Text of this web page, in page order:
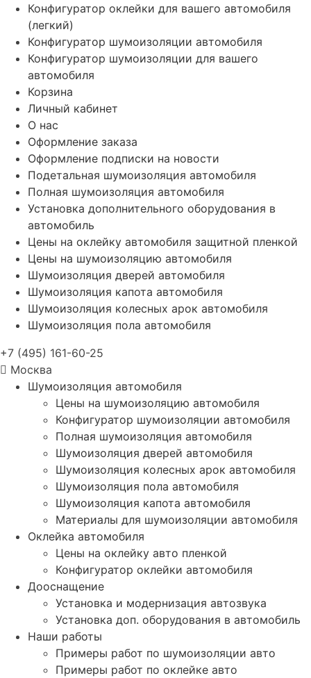
Конфигуратор оклейки для вашего автомобиля
(легкий)
Конфигуратор шумоизоляции автомобиля
Конфигуратор шумоизоляции для вашего
автомобиля
Корзина
Личный кабинет
О нас
Оформление заказа
Оформление подписки на новости
Подетальная шумоизоляция автомобиля
Полная шумоизоляция автомобиля
Установка дополнительного оборудования в
автомобиль
Цены на оклейку автомобиля защитной пленкой
Цены на шумоизоляцию автомобиля
Шумоизоляция дверей автомобиля
Шумоизоляция капота автомобиля
Шумоизоляция колесных арок автомобиля
Шумоизоляция пола автомобиля
+7 (495) 161-60-25
Москва
Шумоизоляция автомобиля
Цены на шумоизоляцию автомобиля
Конфигуратор шумоизоляции автомобиля
Полная шумоизоляция автомобиля
Шумоизоляция дверей автомобиля
Шумоизоляция колесных арок автомобиля
Шумоизоляция пола автомобиля
Шумоизоляция капота автомобиля
Материалы для шумоизоляции автомобиля
Оклейка автомобиля
Цены на оклейку авто пленкой
Конфигуратор оклейки автомобиля
Дооснащение
Установка и модернизация автозвука
Установка доп. оборудования в автомобиль
Наши работы
Примеры работ по шумоизоляции авто
Примеры работ по оклейке авто